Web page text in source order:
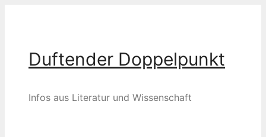
Duftender Doppelpunkt
Infos aus Literatur und Wissenschaft